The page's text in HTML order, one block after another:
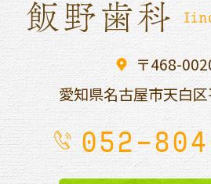
〒468-
愛知県名古屋市天白
052-